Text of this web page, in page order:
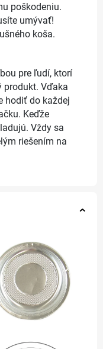
poškodeniu.
umývať!
koša.
pre ľudí, ktorí
produkt. Vďaka
hodiť do každej
Keďže
Vždy sa
riešením na